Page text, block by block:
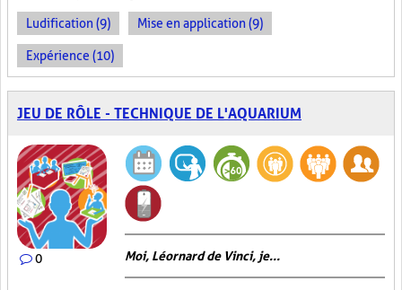
Ludification (9) Mise en application (9)
Expérience (10)
JEU DE RÔLE - TECHNIQUE DE L'AQUARIUM
0 Moi, Léornard de Vinci, je...